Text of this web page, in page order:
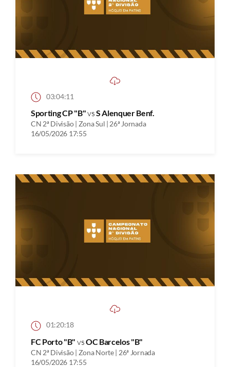
03:04:11
Sporting CP "B"vsS Alenquer Benf.
CN 2ª Divisão | Zona Sul | 26ª Jornada
16/05/2026 17:55
01:20:18
FC Porto "B" vsOC Barcelos "B"
CN 2ª Divisão | Zona Norte | 26ª Jornada
16/05/2026 17:55